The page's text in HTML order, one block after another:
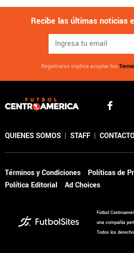
Recibe las últimas noticias
Registrarse implica aceptar los
QUIENES SOMOS | STAFF |
Términos y Condiciones
Políticas de
Política Editorial
Ad Choices
Fútbol
una compañía
Todos los